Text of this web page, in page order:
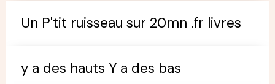
Un P'tit ruisseau sur 20mn .fr livres
y a des hauts Y a des bas